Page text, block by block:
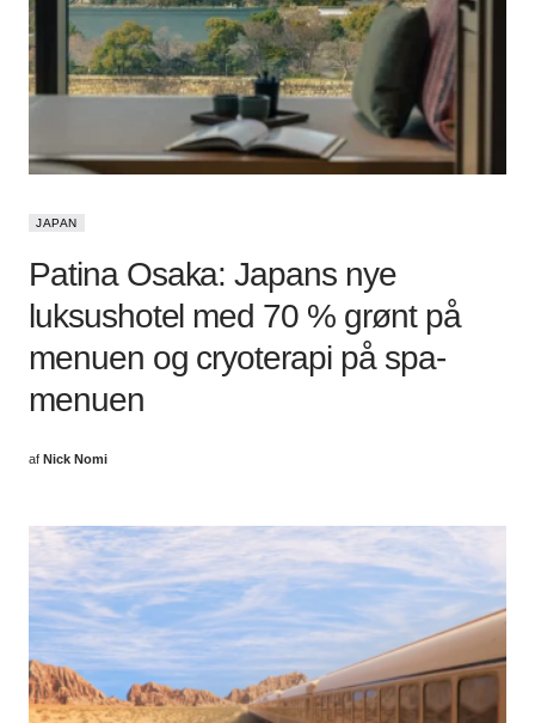
JAPAN
Patina Osaka: Japans nye
luksushotel med 70 % grønt på
menuen og cryoterapi på spa-
menuen
af Nick Nomi